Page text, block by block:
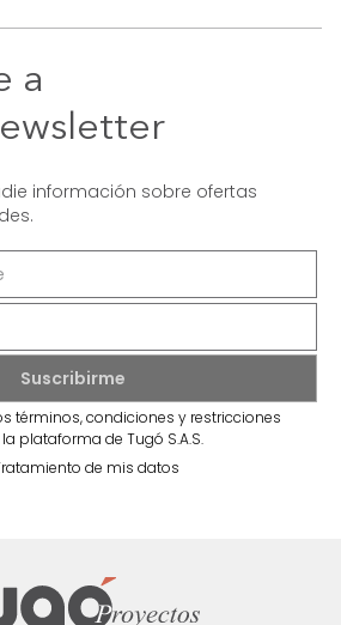
a
información sobre ofertas
términos, condiciones y restricciones
plataforma de Tugó S.A.S.
de mis datos